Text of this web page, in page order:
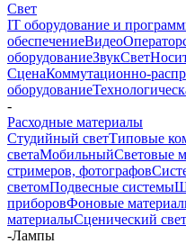
Свет
IT оборудование и
обеспечениеВидео
оборудованиеЗвукСвет
СценаКоммутационно-
оборудование
-
Расходные материалы
Студийный светТиповые
светаМобильныйСветовые
стримеров, фотографов
светомПодвесные системы
приборовФоновые
материалыСценический свет
-Лампы